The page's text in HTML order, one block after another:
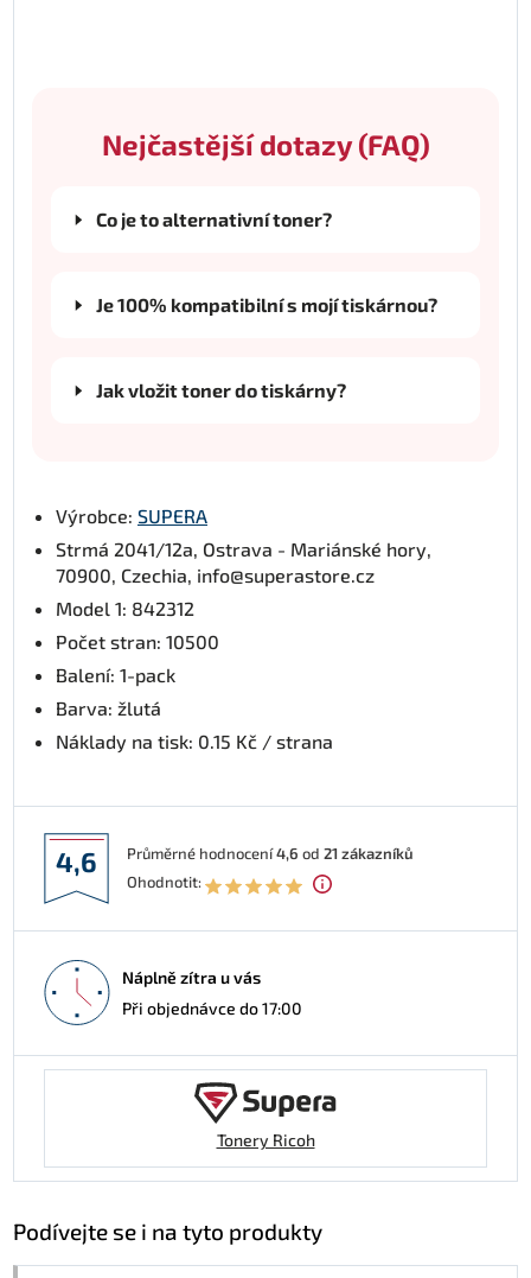
Nejčastější dotazy (FAQ)
Co je to alternativní toner?
Je 100% kompatibilní s mojí tiskárnou?
Jak vložit toner do tiskárny?
Výrobce: SUPERA
Strmá 2041/12a, Ostrava - Mariánské hory,
70900, Czechia, info@superastore.cz
Model 1: 842312
Počet stran: 10500
Balení: 1-pack
Barva: žlutá
Náklady na tisk: 0.15 Kč / strana
4,6 Průměrné hodnocení4,6 od 21zákazníků
Ohodnotit:
Náplně zítra u vás
Při objednávce do 17:00
Tonery Ricoh
Podívejte se i na tyto produkty